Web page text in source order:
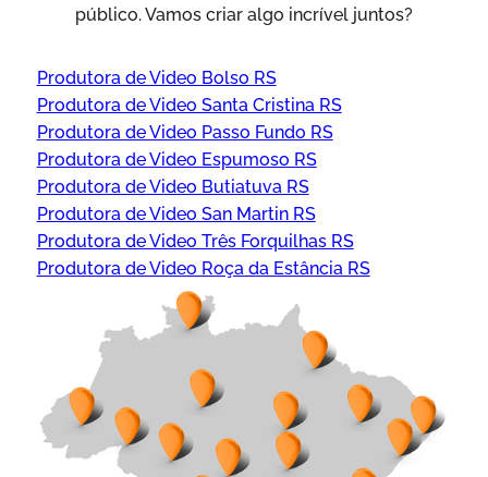
público. Vamos criar algo incrível juntos?
Produtora de Video Bolso RS
Produtora de Video Santa Cristina RS
Produtora de Video Passo Fundo RS
Produtora de Video Espumoso RS
Produtora de Video Butiatuva RS
Produtora de Video San Martin RS
Produtora de Video Três Forquilhas RS
Produtora de Video Roça da Estância RS